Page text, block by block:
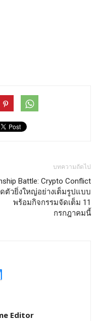
บทความถัดไป
Battle: Crypto Conflict
ดตัวยิ่งใหญ่อย่างเต็มรูปแบบ
พร้อมกิจกรรมจัดเต็ม 11
กรกฎาคมนี้
Editor